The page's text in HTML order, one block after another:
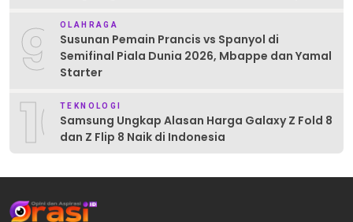
9 OLAHRAGA
Susunan Pemain Prancis vs Spanyol di
Semifinal Piala Dunia 2026, Mbappe dan Yamal
Starter
10TEKNOLOGI
Samsung Ungkap Alasan Harga Galaxy Z Fold 8
dan Z Flip 8 Naik di Indonesia